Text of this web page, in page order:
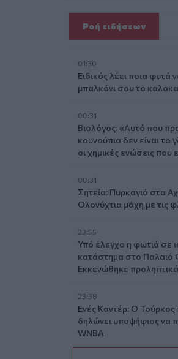
Ροή ειδήσεων
01:30
Ειδικός λέει ποια φυτά
μπαλκόνι σου το
00:31
Βιολόγος: «Αυτό που
κουνούπια δεν είναι το
οι χημικές ενώσεις που
00:31
Σητεία: Πυρκαγιά στα
Ολονύχτια μάχη με τις
23:55
Υπό έλεγχο η φωτιά σε
κατάστημα στο Παλαιό
Εκκενώθηκε
23:38
Ενές Καντέρ: Ο
δηλώνει υποψήφιος να
WNBA